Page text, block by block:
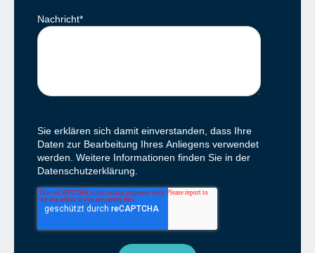
Nachricht*
Sie erklären sich damit einverstanden, dass Ihre
Daten zur Bearbeitung Ihres Anliegens verwendet
werden. Weitere Informationen finden Sie in der
Datenschutzerklärung.